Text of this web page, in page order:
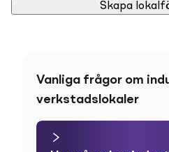
Skapa
Vanliga frågor om
verkstadslokaler